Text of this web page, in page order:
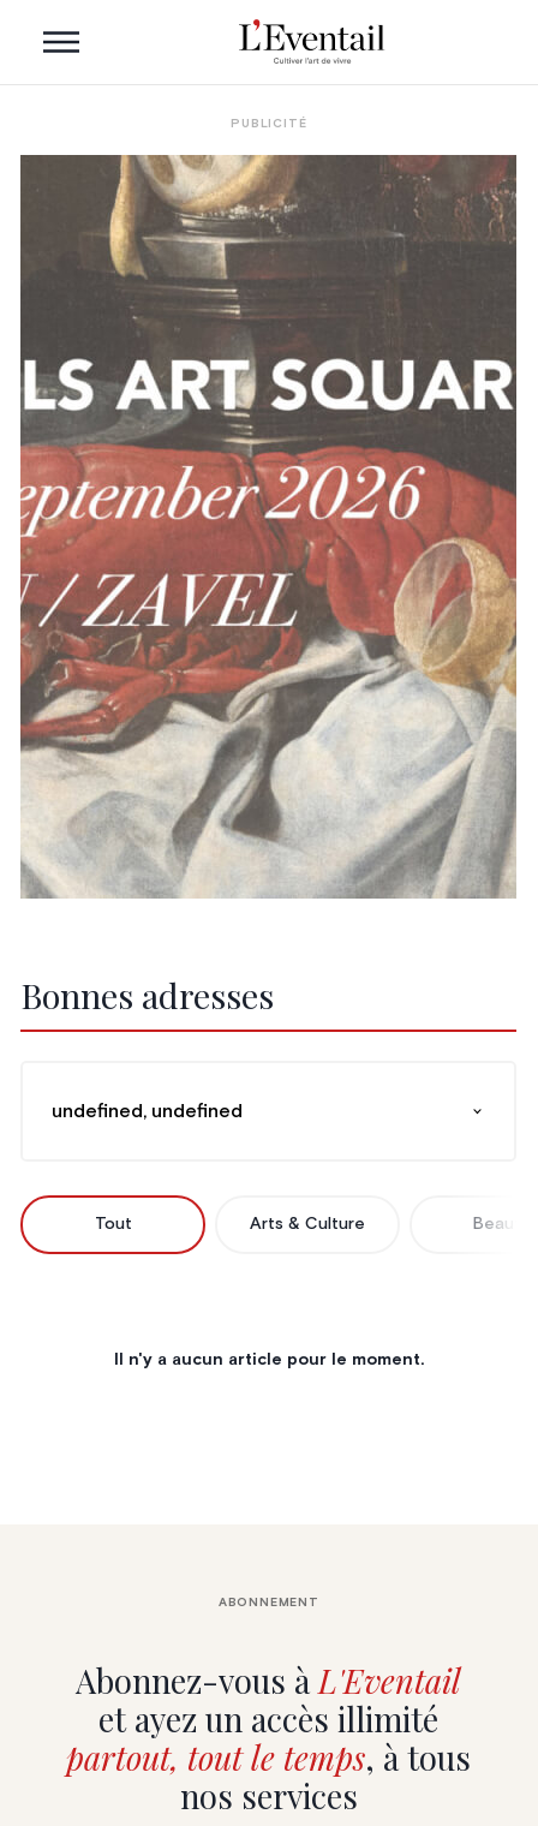
PUBLICITÉ
Bonnes adresses
undefined, undefined
Tout Arts & Culture Beauté
Il n'y a aucun article pour le moment.
Abonnez-vous àL'Eventail
et ayez un accès illimité
partout, tout le temps, à tous
nos services
ABONNEMENT